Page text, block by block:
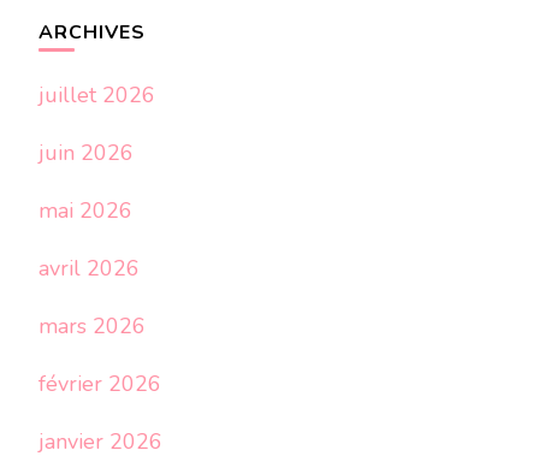
ARCHIVES
juillet 2026
juin 2026
mai 2026
avril 2026
mars 2026
février 2026
janvier 2026